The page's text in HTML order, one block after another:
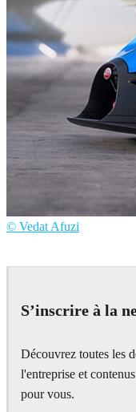
© Vedat Afuzi
S’inscrire à la
Découvrez toutes les
l'entreprise et
pour vous.